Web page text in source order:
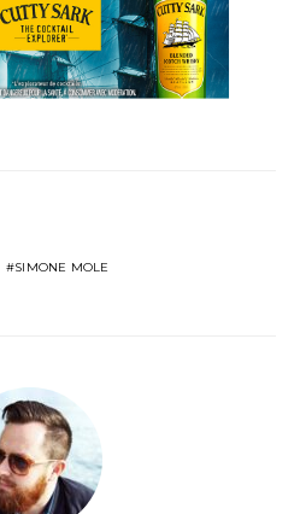
SIMONE MOLE